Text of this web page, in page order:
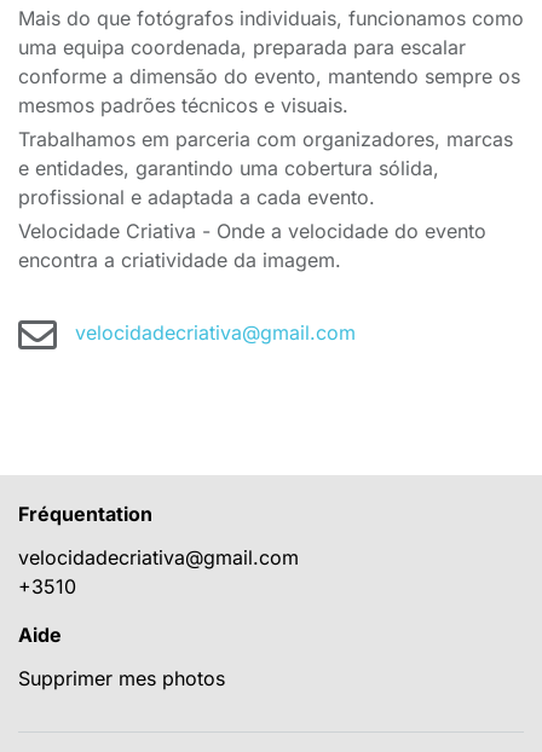
Mais do que fotógrafos individuais, funcionamos como
uma equipa coordenada, preparada para escalar
conforme a dimensão do evento, mantendo sempre os
mesmos padrões técnicos e visuais.
Trabalhamos em parceria com organizadores, marcas
e entidades, garantindo uma cobertura sólida,
profissional e adaptada a cada evento.
Velocidade Criativa - Onde a velocidade do evento
encontra a criatividade da imagem.
velocidadecriativa@gmail.com
Fréquentation
velocidadecriativa@gmail.com
+3510
Aide
Supprimer mes photos